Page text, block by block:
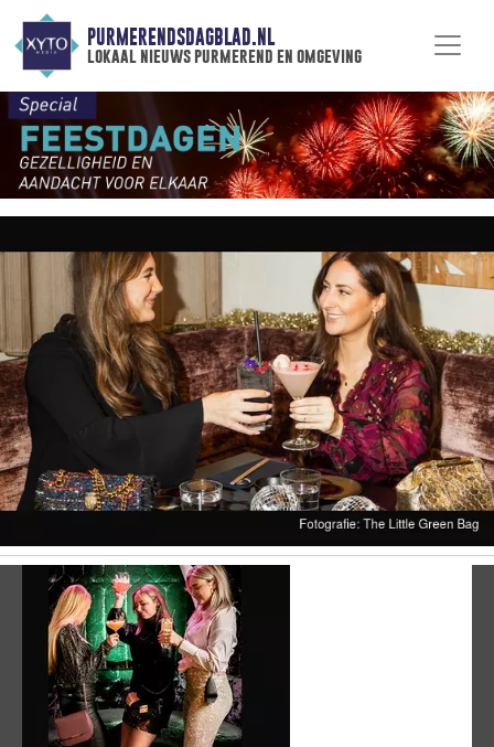
PURMERENDSDAGBLAD.NL
lokaal nieuws purmerend en omgeving
Vorige